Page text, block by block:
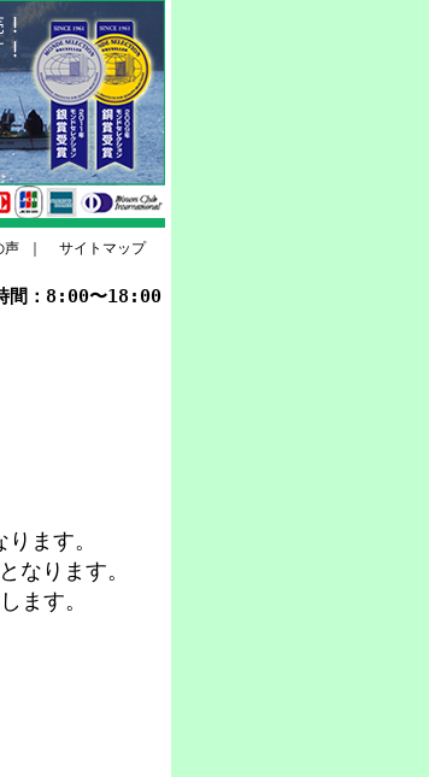
声 サイトマップ
間：8:00〜18:00
ります。
なります。
ます。